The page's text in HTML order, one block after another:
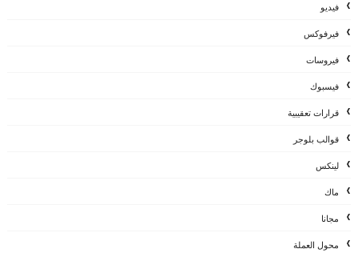
فيديو
فيرفوكس
فيروسات
فيسبوك
قرارات تعقيبية
قوالب بلوجر
لينكس
ماك
مجانا
محول العملة